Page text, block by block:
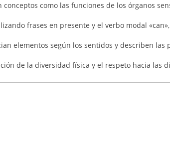
conceptos como las funciones de los órganos
frases en presente y el verbo modal
elementos según los sentidos y describen las
de la diversidad física y el respeto hacia las